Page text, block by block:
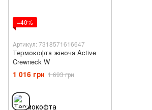
−40%
Артикул: 7318571616647
Термокофта жіноча Active
Crewneck W
1 016 грн 1 693 грн